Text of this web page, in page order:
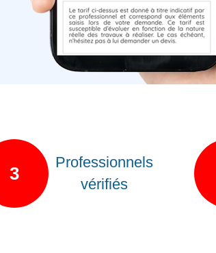
3
Professionnels
vérifiés